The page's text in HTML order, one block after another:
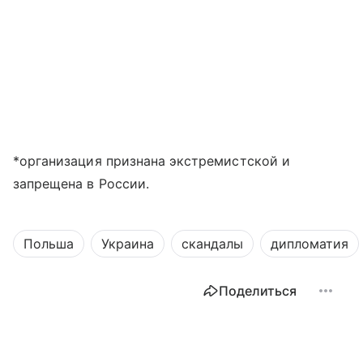
*организация признана экстремистской и
запрещена в России.
Польша Украина скандалы дипломатия
Поделиться